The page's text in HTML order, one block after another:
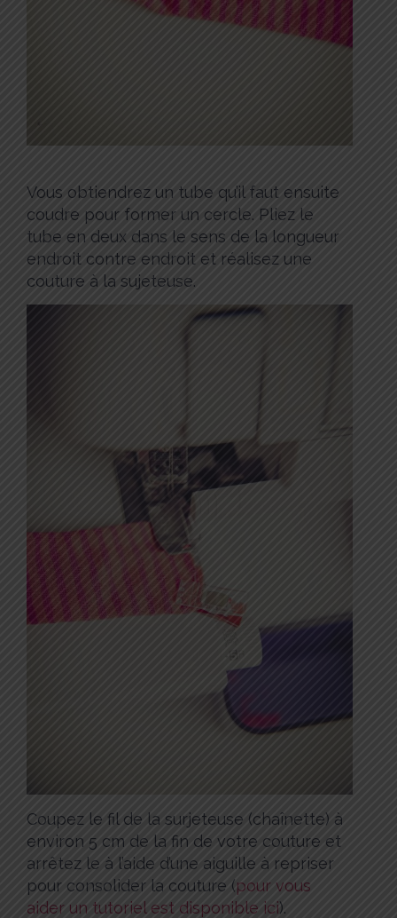
Vous obtiendrez un tube qu’il faut ensuite
coudre pour former un cercle. Pliez le
tube en deux dans le sens de la longueur
endroit contre endroit et réalisez une
couture à la sujeteuse.
Coupez le fil de la surjeteuse (chaînette) à
environ 5 cm de la fin de votre couture et
arrêtez le à l’aide d’une aiguille à repriser
pour consolider la couture (pour vous
aider un tutoriel est disponible ici).